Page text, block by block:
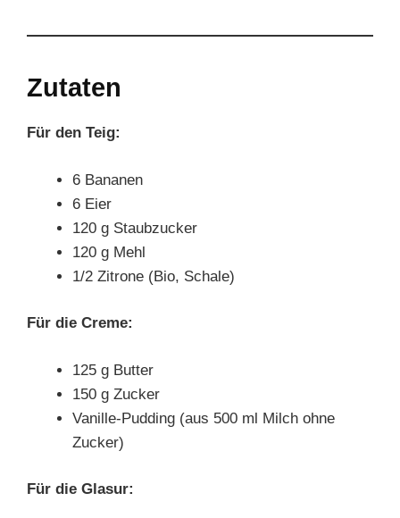
Zutaten
Für den Teig:
6 Bananen
6 Eier
120 g Staubzucker
120 g Mehl
1/2 Zitrone (Bio, Schale)
Für die Creme:
125 g Butter
150 g Zucker
Vanille-Pudding (aus 500 ml Milch ohne
Zucker)
Für die Glasur: